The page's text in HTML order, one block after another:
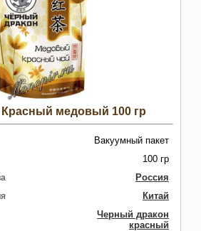
медовый 100 гр
Вакуумный пакет
100 гр
Россия
Китай
Черный дракон
красный